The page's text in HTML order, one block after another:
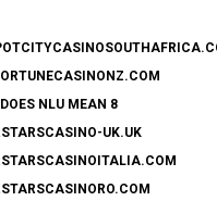
NLU MEAN 8
UK.UK